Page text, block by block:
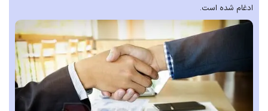
ادغام شده است.